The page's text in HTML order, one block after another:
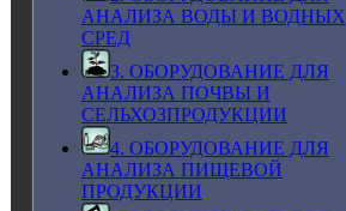
АНАЛИЗА ВОДЫ И ВОДНЫХ
СРЕД
3. ОБОРУДОВАНИЕ ДЛЯ
АНАЛИЗА ПОЧВЫ И
СЕЛЬХОЗПРОДУКЦИИ
4. ОБОРУДОВАНИЕ ДЛЯ
АНАЛИЗА ПИЩЕВОЙ
ПРОДУКЦИИ